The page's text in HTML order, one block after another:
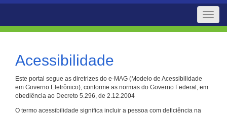
Toggle
Acessibilidade
Este portal segue as diretrizes do e-MAG (Modelo de Acessibilidade
em Governo Eletrônico), conforme as normas do Governo Federal, em
obediência ao Decreto 5.296, de 2.12.2004
O termo acessibilidade significa incluir a pessoa com deficiência na